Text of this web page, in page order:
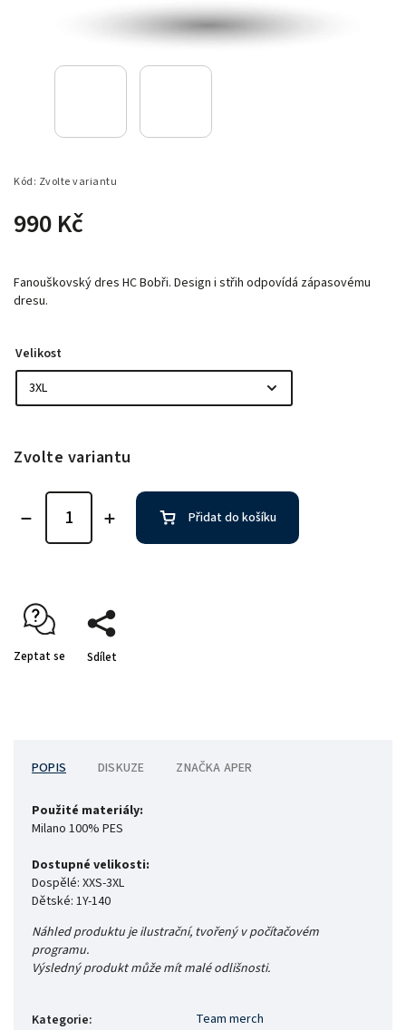
Kód: Zvolte variantu
990 Kč
Fanouškovský dres HC Bobři. Design i střih odpovídá zápasovému
dresu.
Velikost
Zvolte variantu
Přidat do košíku
Zeptat se Sdílet
POPIS DISKUZE ZNAČKA APER
Použité materiály:
Milano 100% PES
Dostupné velikosti:
Dospělé: XXS-3XL
Dětské: 1Y-140
Náhled produktu je ilustrační, tvořený v počítačovém
programu.
Výsledný produkt může mít malé odlišnosti.
Kategorie:
Team merch